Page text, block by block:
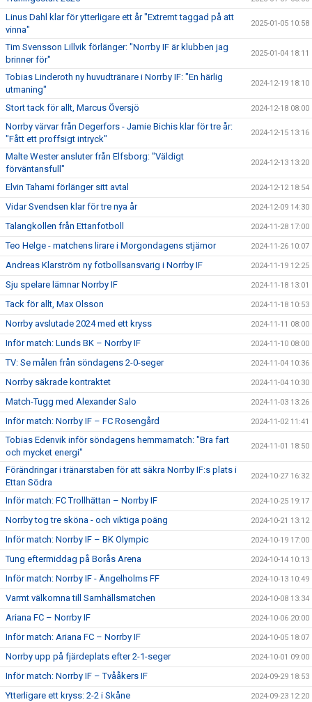
Linus Dahl klar för ytterligare ett år "Extremt taggad på att
vinna"
2025-01-05 10:58
Tim Svensson Lillvik förlänger: "Norrby IF är klubben jag
brinner för"
2025-01-04 18:11
Tobias Linderoth ny huvudtränare i Norrby IF: "En härlig
utmaning"
2024-12-19 18:10
Stort tack för allt, Marcus Översjö 2024-12-18 08:00
Norrby värvar från Degerfors - Jamie Bichis klar för tre år:
"Fått ett proffsigt intryck"
2024-12-15 13:16
Malte Wester ansluter från Elfsborg: "Väldigt
förväntansfull"
2024-12-13 13:20
Elvin Tahami förlänger sitt avtal 2024-12-12 18:54
Vidar Svendsen klar för tre nya år 2024-12-09 14:30
Talangkollen från Ettanfotboll 2024-11-28 17:00
Teo Helge - matchens lirare i Morgondagens stjärnor 2024-11-26 10:07
Andreas Klarström ny fotbollsansvarig i Norrby IF 2024-11-19 12:25
Sju spelare lämnar Norrby IF 2024-11-18 13:01
Tack för allt, Max Olsson 2024-11-18 10:53
Norrby avslutade 2024 med ett kryss 2024-11-11 08:00
Inför match: Lunds BK – Norrby IF 2024-11-10 08:00
TV: Se målen från söndagens 2-0-seger 2024-11-04 10:36
Norrby säkrade kontraktet 2024-11-04 10:30
Match-Tugg med Alexander Salo 2024-11-03 13:26
Inför match: Norrby IF – FC Rosengård 2024-11-02 11:41
Tobias Edenvik inför söndagens hemmamatch: "Bra fart
och mycket energi"
2024-11-01 18:50
Förändringar i tränarstaben för att säkra Norrby IF:s plats i
Ettan Södra
2024-10-27 16:32
Inför match: FC Trollhättan – Norrby IF 2024-10-25 19:17
Norrby tog tre sköna - och viktiga poäng 2024-10-21 13:12
Inför match: Norrby IF – BK Olympic 2024-10-19 17:00
Tung eftermiddag på Borås Arena 2024-10-14 10:13
Inför match: Norrby IF - Ängelholms FF 2024-10-13 10:49
Varmt välkomna till Samhällsmatchen 2024-10-08 13:34
Ariana FC – Norrby IF 2024-10-06 20:00
Inför match: Ariana FC – Norrby IF 2024-10-05 18:07
Norrby upp på fjärdeplats efter 2-1-seger 2024-10-01 09:00
Inför match: Norrby IF – Tvååkers IF 2024-09-29 18:53
Ytterligare ett kryss: 2-2 i Skåne 2024-09-23 12:20